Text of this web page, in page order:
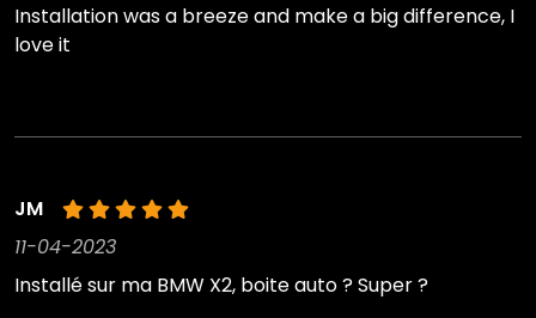
Installation was a breeze and make a big difference, I
love it
JM
11-04-2023
Installé sur ma BMW X2, boite auto ? Super ?